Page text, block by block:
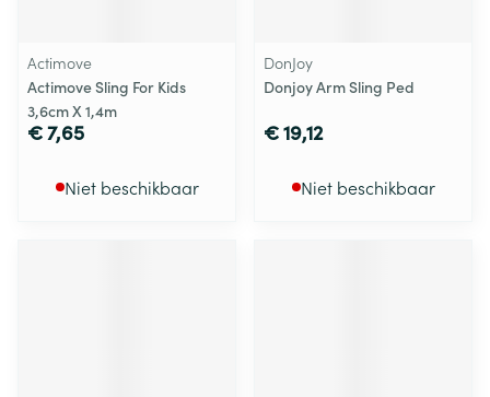
Actimove
Actimove Sling For Kids
3,6cm X 1,4m
€ 7,65
Niet beschikbaar
DonJoy
Donjoy Arm Sling Ped
€ 19,12
Niet beschikbaar